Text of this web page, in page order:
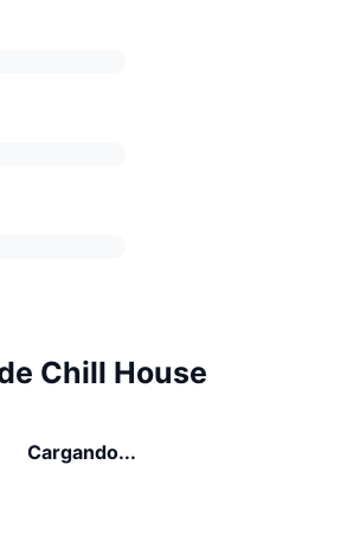
Chill House
Cargando...